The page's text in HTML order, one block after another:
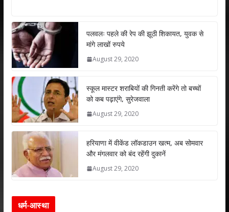
at
s
A
p
p
e
b
o
k
er e
dI
n
l e
पलवलः पहले की रेप की झूठी शिकायत, युवक से
मांगे लाखों रुपये
August 29, 2020
स्कूल मास्टर शराबियों की गिनती करेंगे तो बच्चों
को कब पढ़ाएंगे, सुरेजवाला
August 29, 2020
हरियाणा में वीकेंड लॉकडाउन खत्म, अब सोमवार
और मंगलवार को बंद रहेंगी दुकानें
August 29, 2020
धर्म-आस्था